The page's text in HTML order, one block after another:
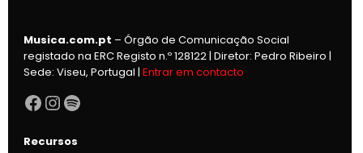
Musica.com.pt – Órgão de Comunicação Social
registado na ERC Registo n.º 128122 | Diretor: Pedro Ribeiro |
Sede: Viseu, Portugal |Entrar em contacto
Facebook
Instagram
Spotify
Recursos